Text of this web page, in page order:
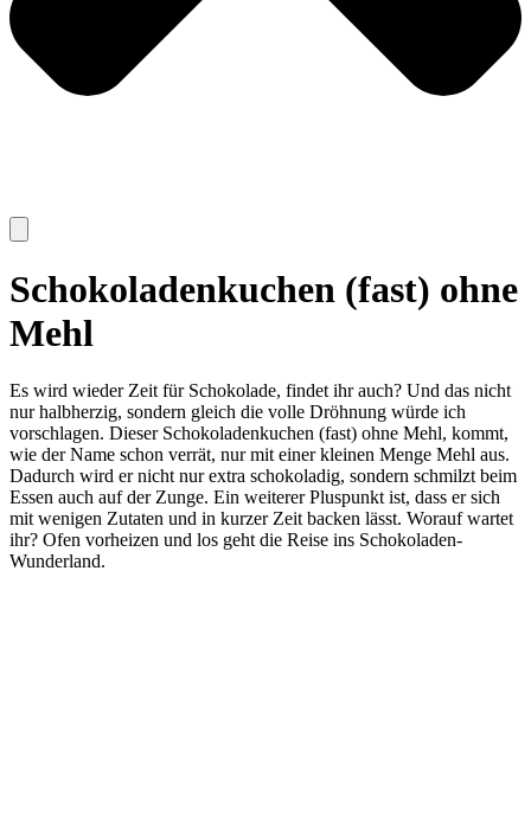
Schokoladenkuchen (fast) ohne
Mehl
Es wird wieder Zeit für Schokolade, findet ihr auch? Und das nicht
nur halbherzig, sondern gleich die volle Dröhnung würde ich
vorschlagen. Dieser Schokoladenkuchen (fast) ohne Mehl, kommt,
wie der Name schon verrät, nur mit einer kleinen Menge Mehl aus.
Dadurch wird er nicht nur extra schokoladig, sondern schmilzt beim
Essen auch auf der Zunge. Ein weiterer Pluspunkt ist, dass er sich
mit wenigen Zutaten und in kurzer Zeit backen lässt. Worauf wartet
ihr? Ofen vorheizen und los geht die Reise ins Schokoladen-
Wunderland.